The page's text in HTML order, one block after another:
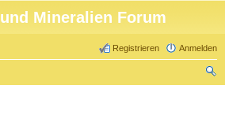
Mineralien Forum
Anmelden
Registrieren